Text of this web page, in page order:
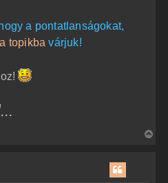
a pontatlanságokat,
topikba várjuk!